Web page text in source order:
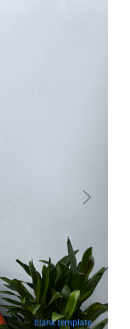
blank template